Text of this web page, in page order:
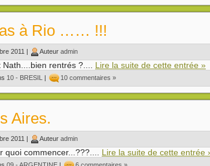
à Rio …… !!!
2011 | Auteur admin
Nath....bien rentrés ?.... Lire la suite de cette entrée »
10 - BRESIL | 10 commentaires »
Aires.
2011 | Auteur admin
quoi commencer...???.... Lire la suite de cette entrée